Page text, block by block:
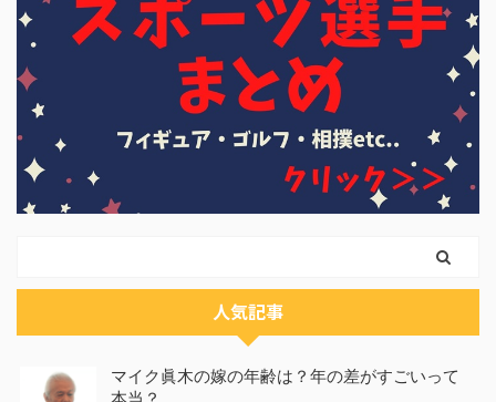
人気記事
マイク眞木の嫁の年齢は？年の差がすごいって